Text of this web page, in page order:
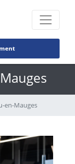
en-Mauges